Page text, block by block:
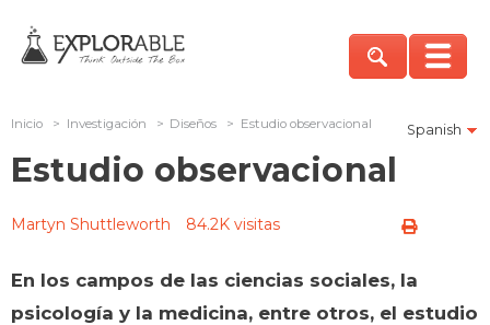
Spanish
Inicio > Investigación > Diseños > Estudio observacional
Estudio observacional
Martyn Shuttleworth 84.2K visitas
En los campos de las ciencias sociales, la
psicología y la medicina, entre otros, el estudio